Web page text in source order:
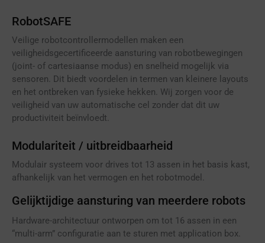
RobotSAFE
Veilige robotcontrollermodellen maken een
veiligheidsgecertificeerde aansturing van robotbewegingen
(joint- of cartesiaanse modus) en snelheid mogelijk via
sensoren. Dit biedt voordelen in termen van kleinere layouts
en het ontbreken van fysieke hekken. Wij zorgen voor de
veiligheid van uw automatische cel zonder dat dit uw
productiviteit beïnvloedt.
Modulariteit / uitbreidbaarheid
Modulair systeem voor drives tot 13 assen in het basis kast,
afhankelijk van het vermogen en het robotmodel.
Gelijktijdige aansturing van meerdere robots
Hardware-architectuur ontworpen om tot 16 assen in een
“multi-arm” configuratie aan te sturen met application box.